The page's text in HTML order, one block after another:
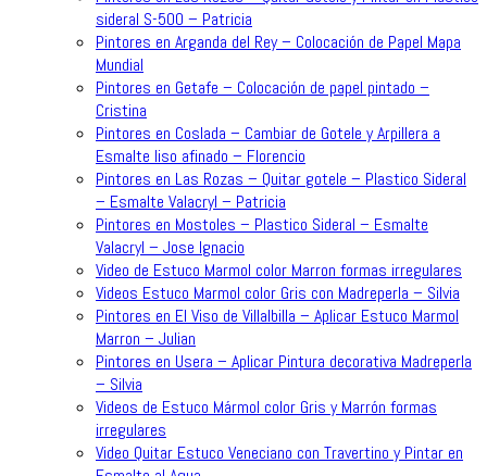
sideral S-500 – Patricia
Pintores en Arganda del Rey – Colocación de Papel Mapa
Mundial
Pintores en Getafe – Colocación de papel pintado –
Cristina
Pintores en Coslada – Cambiar de Gotele y Arpillera a
Esmalte liso afinado – Florencio
Pintores en Las Rozas – Quitar gotele – Plastico Sideral
– Esmalte Valacryl – Patricia
Pintores en Mostoles – Plastico Sideral – Esmalte
Valacryl – Jose Ignacio
Video de Estuco Marmol color Marron formas irregulares
Videos Estuco Marmol color Gris con Madreperla – Silvia
Pintores en El Viso de Villalbilla – Aplicar Estuco Marmol
Marron – Julian
Pintores en Usera – Aplicar Pintura decorativa Madreperla
– Silvia
Videos de Estuco Mármol color Gris y Marrón formas
irregulares
Video Quitar Estuco Veneciano con Travertino y Pintar en